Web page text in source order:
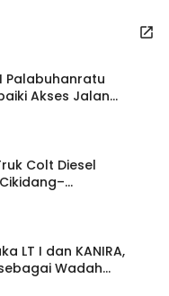
Palabuhanratu
Akses Jalan
Colt Diesel
LT I dan KANIRA,
Wadah